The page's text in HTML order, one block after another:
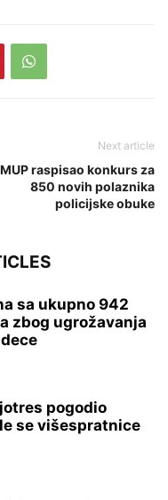
Next article
MUP raspisao konkurs za
850 novih polaznika
policijske obuke
sa ukupno 942
zbog ugrožavanja
pogodio
se višespratnice